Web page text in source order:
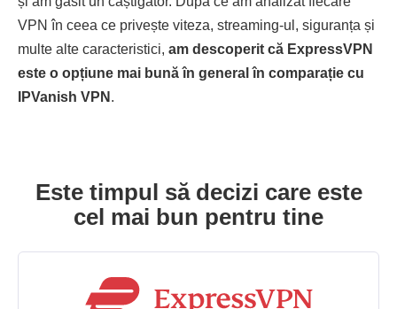
VPN în ceea ce privește viteza, streaming-ul, siguranța și
multe alte caracteristici, am descoperit că ExpressVPN
este o opțiune mai bună în general în comparație cu
IPVanish VPN .
Este timpul să decizi care este
cel mai bun pentru tine